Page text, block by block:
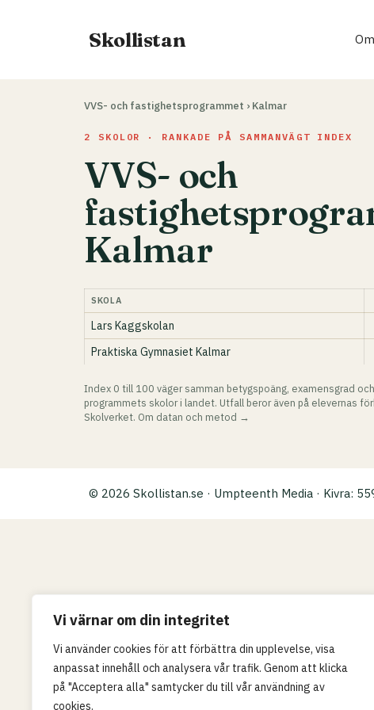
Vi värnar om din integritet
Vi använder cookies för att förbättra din upplevelse, visa
anpassat innehåll och analysera vår trafik. Genom att klicka
på "Acceptera alla" samtycker du till vår användning av
cookies.
Skollistan Om
VVS- och fastighetsprogrammet › Kalmar
2 SKOLOR · RANKADE PÅ SAMMANVÄGT INDEX
VVS- och
Kalmar
SKOLA
Lars Kaggskolan
Praktiska Gymnasiet Kalmar
Index 0 till 100 väger samman betygspoäng, examensgrad
programmets skolor i landet. Utfall beror även på elevernas
Skolverket. Om datan och metod →
© 2026 Skollistan.se · Umpteenth Media · Kivra: